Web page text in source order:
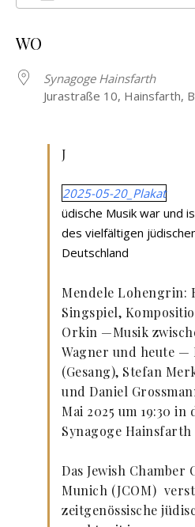
WO
Synagoge Hainsfarth
Jurastraße 10, Hainsfarth,
J
2025-05-20_Plakat
üdische Musik war und
des vielfältigen
Deutschland
Mendele Lohengrin:
Singspiel,
Orkin —Musik
Wagner und heute
(Gesang), Stefan
und Daniel
Mai 2025 um 19:30 in
Synagoge Hainsfarth
Das Jewish Chamber
Munich (JCOM)
zeitgenössische